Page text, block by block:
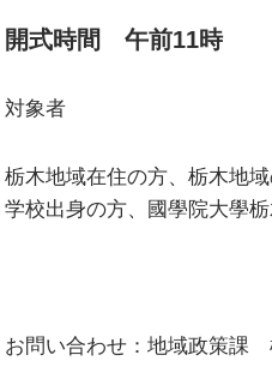
開式時間 午前11時
対象者
栃木地域在住の方、栃木地
学校出身の方、國學院大學
お問い合わせ：地域政策課